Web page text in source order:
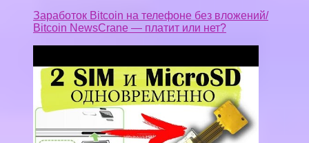
Заработок Bitcoin на телефоне без вложений/
Bitcoin NewsCrane — платит или нет?